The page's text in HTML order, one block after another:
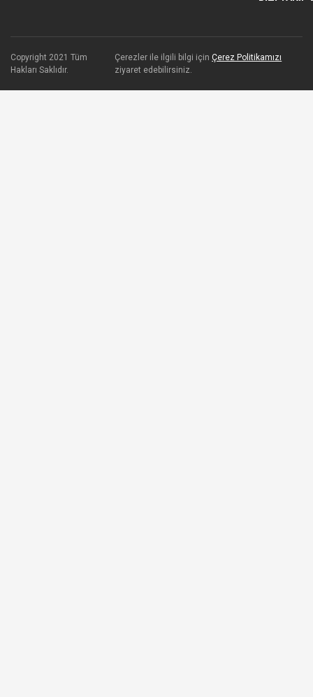
Copyright 2021 Tüm
Hakları Saklıdır.
Çerezler ile ilgili bilgi içinÇerez Politikamızı
ziyaret edebilirsiniz.